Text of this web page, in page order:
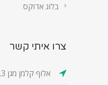
בלוג אדוקס
צרו איתי קשר
אלוף קלמן מגן 3, תל אביב-יפו